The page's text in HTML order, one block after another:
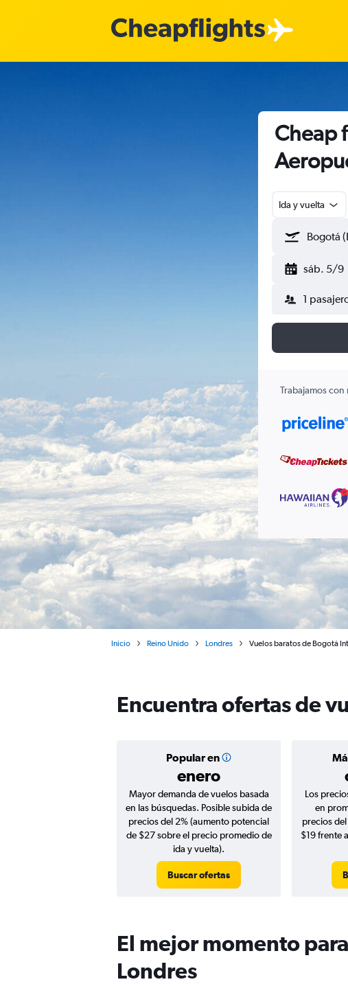
Cheap
Ida y vuelta
sáb. 5/9
1
Trabajamos con
Inicio Reino Unido Londres Vuelos baratos de Bogotá
Encuentra ofertas de
Popular en
enero
Mayor demanda de vuelos basada
en las búsquedas. Posible subida de
precios del 2% (aumento potencial
de $27 sobre el precio promedio de
ida y vuelta).
Buscar ofertas
Los
en
precios
$19 frente
El mejor momento
Londres